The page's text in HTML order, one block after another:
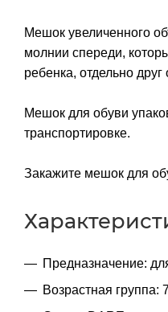
Мешок увеличенного
молнии спереди,
ребенка, отдельно
Мешок для обуви
транспортировке.
Закажите мешок для
Предназначение:
Возрастная группа: